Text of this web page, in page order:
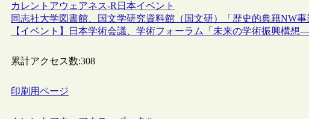
カレントアウェアネス-R 日本イベント
同志社大学図書館、国文学研究資料館（国文研）「歴史的典籍NW
【イベント】日本学術会議、学術フォーラム「未来の学術振興構
累計アクセス数:308
印刷用ページ